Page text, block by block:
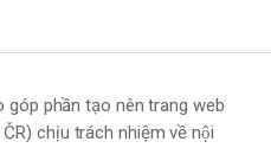
góp phần tạo nên trang web
chịu trách nhiệm về nội